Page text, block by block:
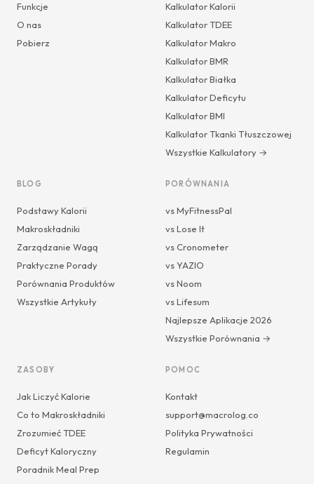
Funkcje
O nas
Pobierz
Kalkulator Kalorii
Kalkulator TDEE
Kalkulator Makro
Kalkulator BMR
Kalkulator Białka
Kalkulator Deficytu
Kalkulator BMI
Kalkulator Tkanki Tłuszczowej
Wszystkie Kalkulatory →
BLOG
Podstawy Kalorii
Makroskładniki
Zarządzanie Wagą
Praktyczne Porady
Porównania Produktów
Wszystkie Artykuły
PORÓWNANIA
vs MyFitnessPal
vs Lose It
vs Cronometer
vs YAZIO
vs Noom
vs Lifesum
Najlepsze Aplikacje 2026
Wszystkie Porównania →
ZASOBY
Jak Liczyć Kalorie
Co to Makroskładniki
Zrozumieć TDEE
Deficyt Kaloryczny
Poradnik Meal Prep
POMOC
Kontakt
support@macrolog.co
Polityka Prywatności
Regulamin